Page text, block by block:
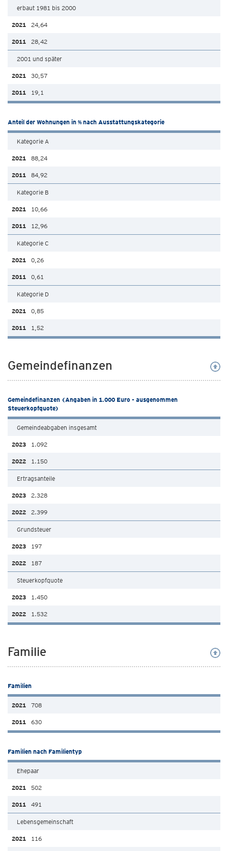
erbaut 1981 bis 2000
24,64
28,42
2001 und später
30,57
19,1
Anteil der Wohnungen in % nach Ausstattungskategorie
Kategorie A
88,24
84,92
Kategorie B
10,66
12,96
Kategorie C
0,26
0,61
Kategorie D
0,85
1,52
Gemeindefinanzen
Gemeindefinanzen (Angaben in 1.000 Euro - ausgenommen
Steuerkopfquote)
Gemeindeabgaben insgesamt
1.092
1.150
Ertragsanteile
2.328
2.399
Grundsteuer
197
187
Steuerkopfquote
1.450
1.532
Familie
Familien
708
630
Familien nach Familientyp
Ehepaar
502
491
Lebensgemeinschaft
116